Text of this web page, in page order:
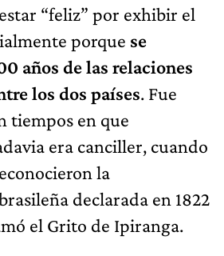
“feliz” por exhibir el
porque se
años de las relaciones
los dos países. Fue
tiempos en que
era canciller, cuando
la
declarada en 1822
el Grito de Ipiranga.